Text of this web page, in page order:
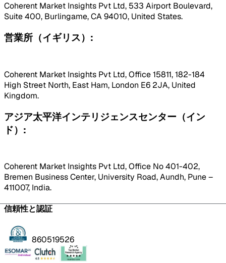
Coherent Market Insights Pvt Ltd, 533 Airport Boulevard,
Suite 400, Burlingame, CA 94010, United States.
営業所（イギリス）:
Coherent Market Insights Pvt Ltd, Office 15811, 182-184
High Street North, East Ham, London E6 2JA, United
Kingdom.
アジア太平洋インテリジェンスセンター（イン
ド）:
Coherent Market Insights Pvt Ltd, Office No 401-402,
Bremen Business Center, University Road, Aundh, Pune –
411007, India.
信頼性と認証
860519526